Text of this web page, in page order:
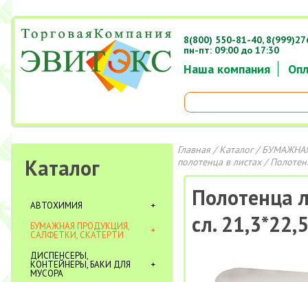
Наша компания
8(800) 550-81-40,
пн-пт: 09:00 до 17:30
Каталог
АВТОХИМИЯ
БУМАЖНАЯ ПРОДУКЦИЯ,
САЛФЕТКИ, СКАТЕРТИ
ДИСПЕНСЕРЫ,
КОНТЕЙНЕРЫ, БАКИ ДЛЯ
МУСОРА
Главная/Каталог/
полотенца в листах/
Полотенца
сл.